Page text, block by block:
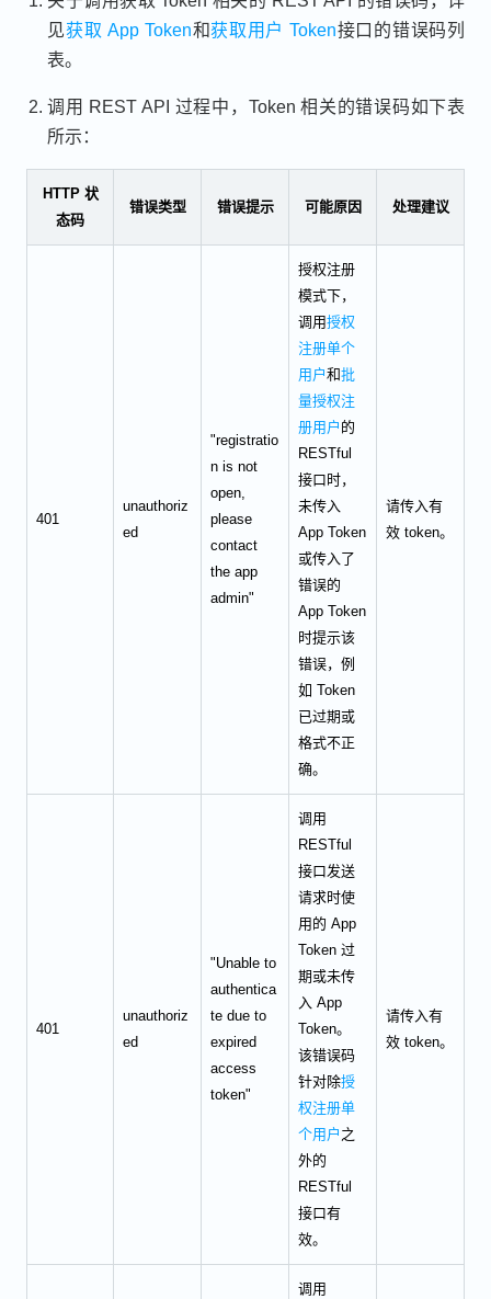
见获取 App Token和获取用户 Token接口的错误码列
表。
调用 REST API 过程中，Token 相关的错误码如下表
所示：
HTTP 状
态码
错误类型 错误提示 可能原因 处理建议
401
unauthoriz
ed
"registratio
n is not
open,
please
contact
the app
admin"
授权注册
模式下，
调用授权
注册单个
用户和批
量授权注
册用户 的
RESTful
接口时，
未传入
App Token
或传入了
错误的
App Token
时提示该
错误，例
如 Token
已过期或
格式不正
确。
请传入有
效 token。
401
unauthoriz
ed
"Unable to
authentica
te due to
expired
access
token"
调用
RESTful
接口发送
请求时使
用的 App
Token 过
期或未传
入 App
Token。
该错误码
针对除授
权注册单
个用户 之
外的
RESTful
接口有
效。
请传入有
效 token。
调用